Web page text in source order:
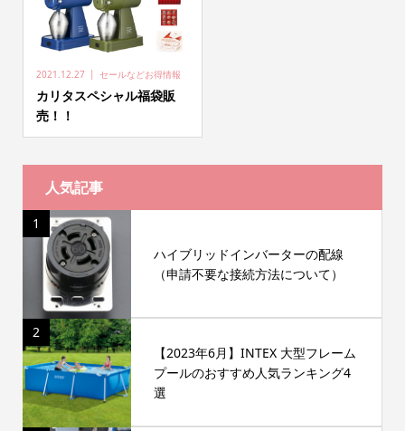
2021.12.27 セールなどお得情報
カリタスペシャル福袋販
売！！
人気記事
1
ハイブリッドインバーターの配線
（申請不要な接続方法について）
2
【2023年6月】INTEX 大型フレーム
プールのおすすめ人気ランキング4
選